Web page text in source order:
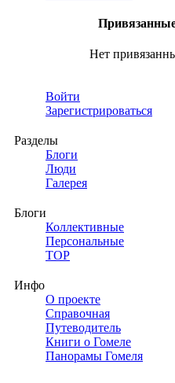
Нет
Войти
Зарегистрироваться
Разделы
Блоги
Люди
Галерея
Блоги
Коллективные
Персональные
TOP
Инфо
О проекте
Справочная
Путеводитель
Книги о Гомеле
Панорамы Гомеля